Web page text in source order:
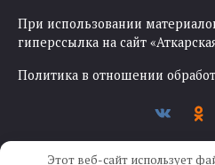
При использовании
гиперссылка на сайт
Политика в отношении
Этот веб-сайт использует